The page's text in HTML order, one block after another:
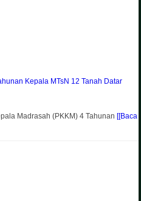
Kepala MTsN 12 Tanah Datar
Madrasah (PKKM) 4 Tahunan[[Baca